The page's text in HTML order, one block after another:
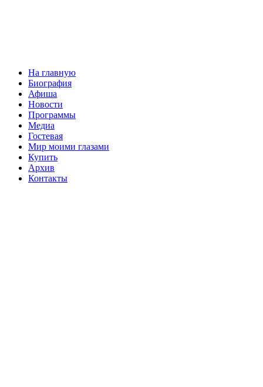
На главную
Биография
Афиша
Новости
Программы
Медиа
Гостевая
Мир моими глазами
Купить
Архив
Контакты